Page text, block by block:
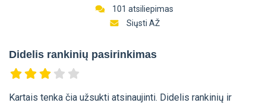
101 atsiliepimas
Siųsti AŽ
Didelis rankinių pasirinkimas
Kartais tenka čia užsukti atsinaujinti. Didelis rankinių ir